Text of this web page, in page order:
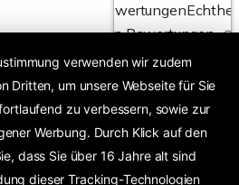
Bewertungen
von Bewertungen
4,6
Exzellent
24 Google-Bewertungen
verwenden wir zudem
Dritten, um unsere Webseite für Sie
zu verbessern, sowie zur
Werbung. Durch Klick auf den
dass Sie über 16 Jahre alt sind
dieser Tracking-Technologien